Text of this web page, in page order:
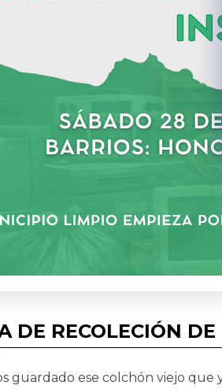
DE RECOLECIÓN DE
guardado ese colchón viejo que